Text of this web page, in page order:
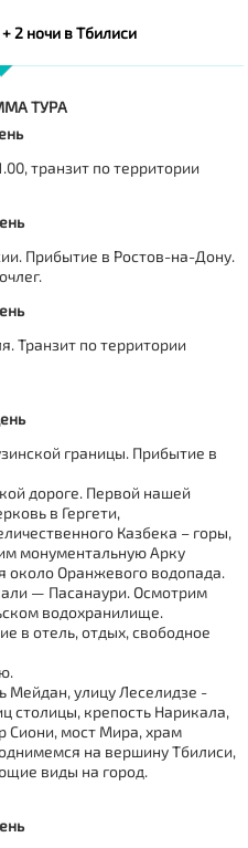
2 ночи в Тбилиси
ТУРА
транзит по территории
Прибытие в Ростов-на-Дону.
Транзит по территории
границы. Прибытие в
дороге. Первой нашей
в Гергети,
Казбека – горы,
монументальную Арку
около Оранжевого водопада.
— Пасанаури. Осмотрим
водохранилище.
в отель, отдых, свободное
Мейдан, улицу Леселидзе -
столицы, крепость Нарикала,
Сиони, мост Мира, храм
на вершину Тбилиси,
виды на город.